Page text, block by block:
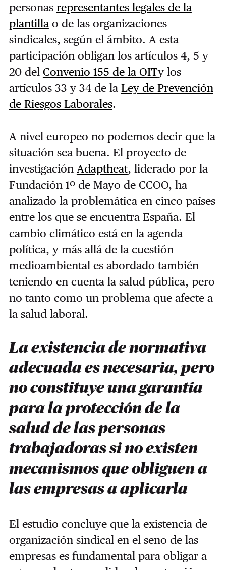
personas representantes legales de la
plantillao de las organizaciones
sindicales, según el ámbito. A esta
participación obligan los artículos 4, 5 y
20 del Convenio 155 de la OITy los
artículos 33 y 34 de la Ley de Prevención
de Riesgos Laborales.
A nivel europeo no podemos decir que la
situación sea buena. El proyecto de
investigación Adaptheat, liderado por la
Fundación 1º de Mayo de CCOO, ha
analizado la problemática en cinco países
entre los que se encuentra España. El
cambio climático está en la agenda
política, y más allá de la cuestión
medioambiental es abordado también
teniendo en cuenta la salud pública, pero
no tanto como un problema que afecte a
la salud laboral.
La existencia de normativa
adecuada es necesaria, pero
no constituye una garantía
para la protección de la
salud de las personas
trabajadoras si no existen
mecanismos que obliguen a
las empresas a aplicarla
El estudio concluye que la existencia de
organización sindical en el seno de las
empresas es fundamental para obligar a